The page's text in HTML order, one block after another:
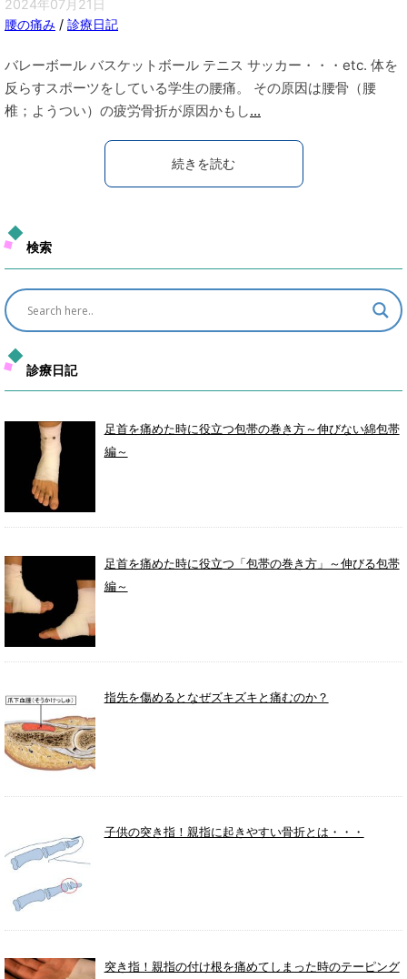
2024年07月21日
腰の痛み / 診療日記
バレーボール バスケットボール テニス サッカー・・・etc. 体を
反らすスポーツをしている学生の腰痛。 その原因は腰骨（腰
椎；ようつい）の疲労骨折が原因かもし...
続きを読む
検索
診療日記
足首を痛めた時に役立つ包帯の巻き方～伸びない綿包帯
編～
足首を痛めた時に役立つ「包帯の巻き方」～伸びる包帯
編～
指先を傷めるとなぜズキズキと痛むのか？
子供の突き指！親指に起きやすい骨折とは・・・
突き指！親指の付け根を痛めてしまった時のテーピング